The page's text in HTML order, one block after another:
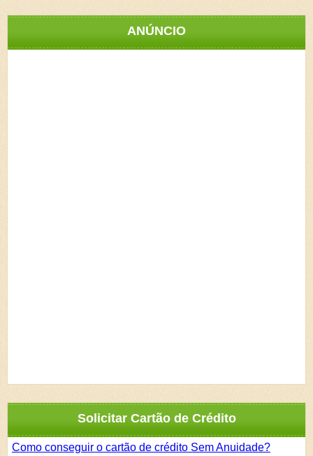
ANÚNCIO
Solicitar Cartão de Crédito
Como conseguir o cartão de crédito Sem Anuidade?